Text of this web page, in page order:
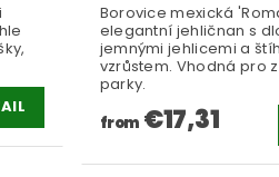
Borovice mexická
elegantní jehličnan s
jemnými jehlicemi a
vzrůstem. Vhodná pro
parky.
from €17,31